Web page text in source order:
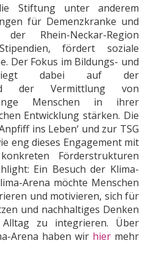
Stiftung unter anderem
für Demenzkranke und
Rhein-Neckar-Region
fördert soziale
Der Fokus im Bildungs- und
liegt dabei auf der
der Vermittlung von
Menschen in ihrer
Entwicklung stärken. Die
ins Leben‘ und zur TSG
eng dieses Engagement mit
Förderstrukturen
Ein Besuch der Klima-
Arena möchte Menschen
und motivieren, sich für
und nachhaltiges Denken
zu integrieren. Über
Arena haben wir hier mehr